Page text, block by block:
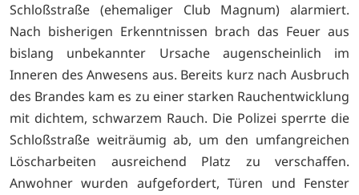
Schloßstraße (ehemaliger Club Magnum) alarmiert.
Nach bisherigen Erkenntnissen brach das Feuer aus
bislang unbekannter Ursache augenscheinlich im
Inneren des Anwesens aus. Bereits kurz nach Ausbruch
des Brandes kam es zu einer starken Rauchentwicklung
mit dichtem, schwarzem Rauch. Die Polizei sperrte die
Schloßstraße weiträumig ab, um den umfangreichen
Löscharbeiten ausreichend Platz zu verschaffen.
Anwohner wurden aufgefordert, Türen und Fenster